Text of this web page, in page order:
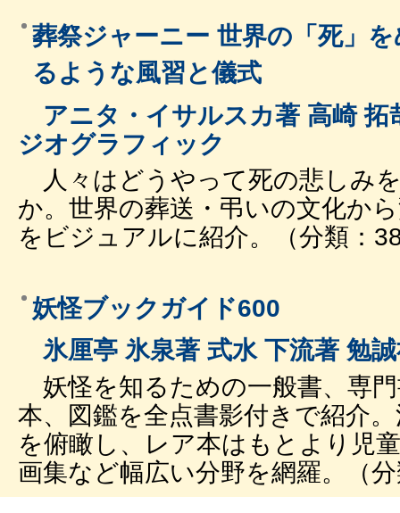
葬祭ジャーニー 世界の「死」
るような風習と儀式
アニタ・イサルスカ著 高崎 拓
ジオグラフィック
人々はどうやって死の悲しみ
か。世界の葬送・弔いの文化か
をビジュアルに紹介。（分類：
妖怪ブックガイド600
氷厘亭 氷泉著 式水 下流著 勉
妖怪を知るための一般書、専
本、図鑑を全点書影付きで紹介
を俯瞰し、レア本はもとより児
画集など幅広い分野を網羅。（